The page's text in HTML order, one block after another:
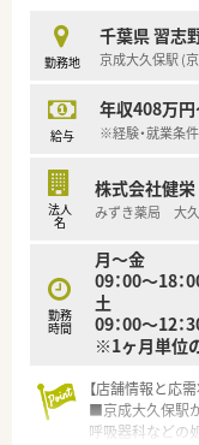
【こんな取り組
■新人研修から
グラムを実施
が可能です。
■認定薬剤師の
の勤務であれ
■健康サポート
が負担しており
を支えます。
勤務地
千葉県 習志
京成大久保駅 (
給与
年収408万
※経験・就業条
法人
名
株式会社健栄
みずき薬局 大
勤務
時間
月～金
09：00～18：
土
09：00～12：
※1ヶ月単位
【店舗情報と応
■京成大久保駅
呼吸器科などの